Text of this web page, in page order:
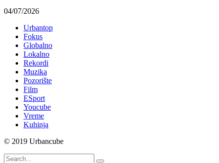
04/07/2026
Urbantop
Fokus
Globalno
Lokalno
Rekordi
Muzika
Pozorište
Film
ESport
Youcube
Vreme
Kuhinja
© 2019 Urbancube